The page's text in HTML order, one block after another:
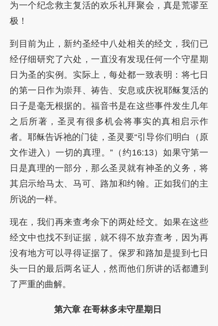
为一个纪念救主复活的欢乐礼拜聚会，真是荒谬至
极！
到目前为止，新约圣经中八处相关的经文，我们已
经仔细研究了六处，一直没有发现任何一个守星期
日为圣的实例。实际上，每处都一致表明：将七日
的第一日作为崇拜、祷告、安息或庆祝耶稣复活的
日子是毫无根据的。福音书是在这些事件发生几年
之后所著，圣灵有很多机会将事实的真相启示作
者。耶稣告诉祂的门徒，圣灵要“引导你们明白（原
文作进入）一切的真理。”（约16:13）如果守第一
日是真理的一部分，那么圣灵就有神圣的义务，将
其启示给马太、马可、路加和约翰。正如我们的主
所说的一样。
现在，我们再来查考余下的两处经文。如果在这些
经文中也找不到证据，就不得不放弃查考，因为再
没有地方可以寻得证据了。保罗和路加是提到七日
头一日的最后两名证人，然而他们所讲的话都遭到
了严重的曲解。
第六章 在哥林多未守星期日